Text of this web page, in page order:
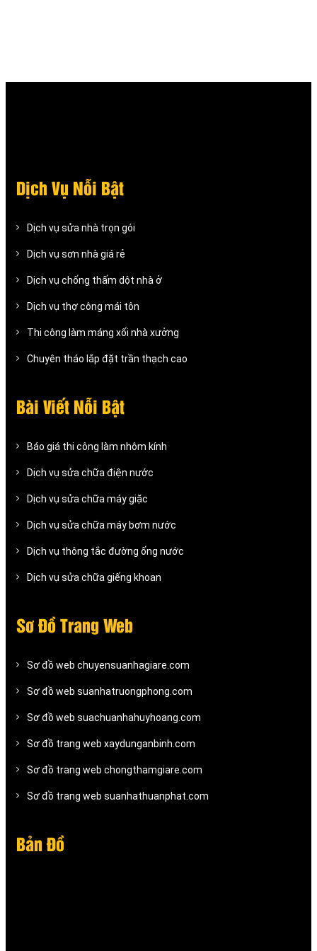
Dịch Vụ Nỗi Bật
Dịch vụ sửa nhà trọn gói
Dịch vụ sơn nhà giá rẻ
Dịch vụ chống thấm dột nhà ở
Dịch vụ thợ công mái tôn
Thi công làm máng xối nhà xưởng
Chuyên tháo lắp đặt trần thạch cao
Bài Viết Nỗi Bật
Báo giá thi công làm nhôm kính
Dịch vụ sửa chữa điện nước
Dịch vụ sửa chữa máy giặc
Dịch vụ sửa chữa máy bơm nước
Dịch vụ thông tắc đường ống nước
Dịch vụ sửa chữa giếng khoan
Sơ Đồ Trang Web
Sơ đồ web chuyensuanhagiare.com
Sơ đồ web suanhatruongphong.com
Sơ đồ web suachuanhahuyhoang.com
Sơ đồ trang web xaydunganbinh.com
Sơ đồ trang web chongthamgiare.com
Sơ đồ trang web suanhathuanphat.com
Bản Đồ